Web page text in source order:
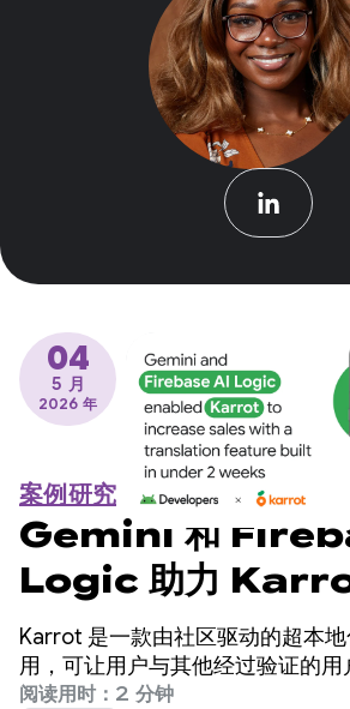
04
5 月
2026 年
案例研究
Gemini 和
Logic 助力
2 周的时间内打造
能，从而提高销售额
Karrot 是一款由社区驱动的超本
用，可让用户与其他经过验证的
品。自 2015 年在韩国推出以来，
阅读用时：2 分钟